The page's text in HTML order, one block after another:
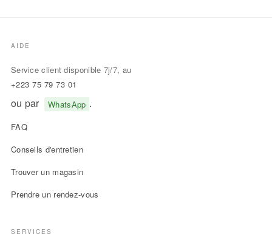
AIDE
Service client disponible 7j/7, au
+223 75 79 73 01
ou par WhatsApp .
FAQ
Conseils d'entretien
Trouver un magasin
Prendre un rendez-vous
SERVICES